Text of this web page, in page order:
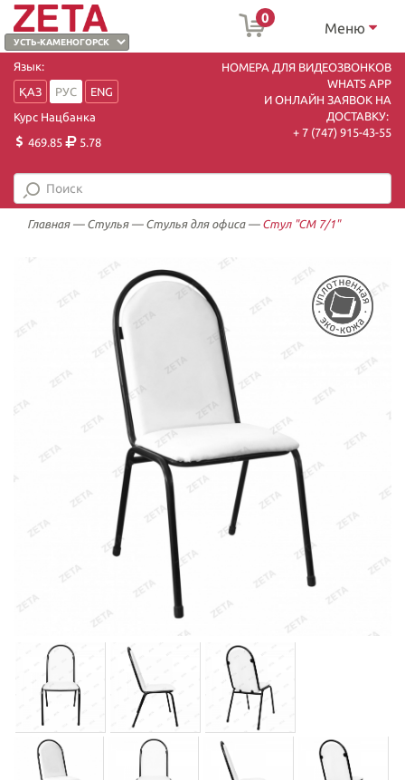
0
Меню
Язык:
ҚАЗ
РУС
ENG
Курс Нацбанка
469.85
5.78
НОМЕРА ДЛЯ ВИДЕОЗВОНКОВ
WHATS APP
И ОНЛАЙН ЗАЯВОК НА
ДОСТАВКУ:
+ 7 (747) 915-43-55
Главная— Стулья— Стулья для офиса— Стул "СМ 7/1"